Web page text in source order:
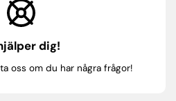
dig!
oss om du har några frågor!